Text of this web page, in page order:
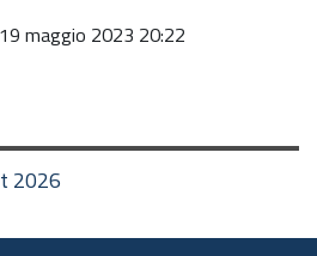
19 maggio 2023 20:22
2026